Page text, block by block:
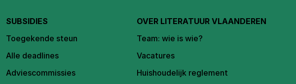
SUBSIDIES
Toegekende steun
Alle deadlines
Adviescommissies
OVER LITERATUUR VLAANDEREN
Team: wie is wie?
Vacatures
Huishoudelijk reglement